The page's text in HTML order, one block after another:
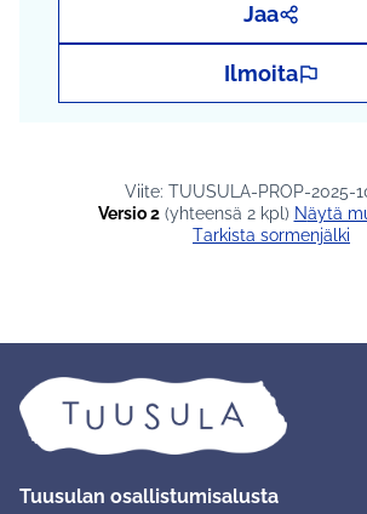
Jaa
Ilmoita
Viite: TUUSULA-PROP-2025-
Versio 2(yhteensä 2 kpl)
näytä
Tarkista sormenjälki
Tuusulan osallistumisalusta